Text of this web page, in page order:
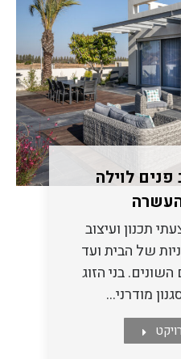
פנים לוילה
תכנון ועיצוב
של הבית ועד
בני הזוג
מודרני…